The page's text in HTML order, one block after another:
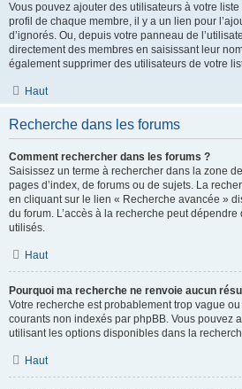
Vous pouvez ajouter des utilisateurs à votre
profil de chaque membre, il y a un lien pour
d’ignorés. Ou, depuis votre panneau de
directement des membres en saisissant leur
également supprimer des utilisateurs de votre
Haut
Recherche dans les forums
Comment rechercher dans les forums ?
Saisissez un terme à rechercher dans la zone
pages d’index, de forums ou de sujets. La
en cliquant sur le lien « Recherche avancée »
du forum. L’accès à la recherche peut
utilisés.
Haut
Pourquoi ma recherche ne renvoie aucun
Votre recherche est probablement trop vague
courants non indexés par phpBB. Vous pouvez
utilisant les options disponibles dans la
Haut